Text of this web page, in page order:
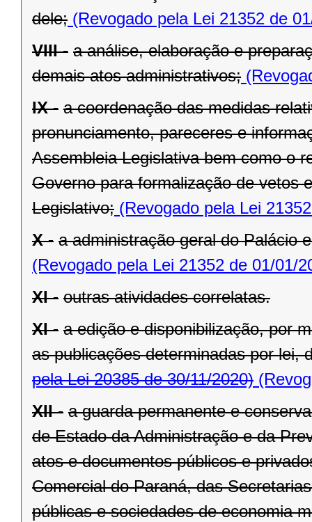
dele; (Revogado pela Lei 21352 de
VIII - a análise, elaboração e
demais atos administrativos;
IX - a coordenação das medidas
pronunciamento, pareceres e
Assembleia Legislativa bem como o
Governo para formalização de vetos
Legislativo; (Revogado pela Lei
X - a administração geral do Palácio
(Revogado pela Lei 21352 de 01/01/
XI - outras atividades correlatas.
XI - a edição e disponibilização, por
as publicações determinadas por lei,
pela Lei 20385 de 30/11/2020)
XII - a guarda permanente e
de Estado da Administração e da
atos e documentos públicos e
Comercial do Paraná, das
públicas e sociedades de economia